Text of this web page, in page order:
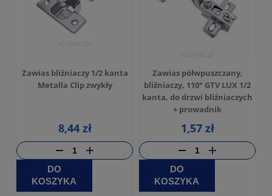
Zawias bliźniaczy 1/2 kanta
Metalla Clip zwykły
8,44 zł
DO
KOSZYKA
Zawias półwpuszczany,
bliźniaczy, 110° GTV LUX 1/2
kanta, do drzwi bliźniaczych
+ prowadnik
1,57 zł
DO
KOSZYKA